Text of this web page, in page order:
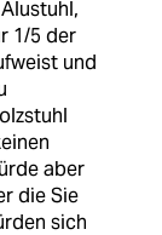
1/5 der
und
aber
die Sie
sich